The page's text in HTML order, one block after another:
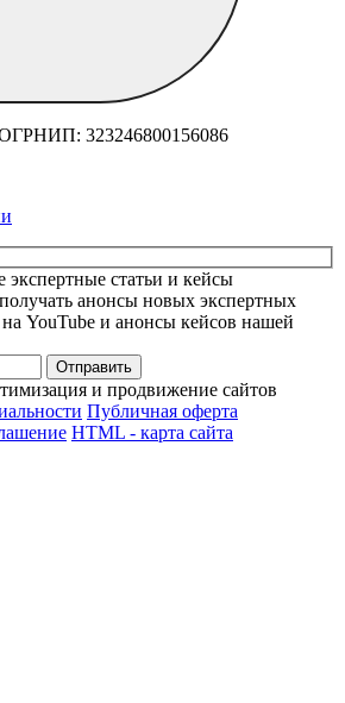
323246800156086
экспертные статьи и кейсы
анонсы новых экспертных
YouTube и анонсы кейсов нашей
Отправить
и продвижение сайтов
Публичная оферта
HTML - карта сайта